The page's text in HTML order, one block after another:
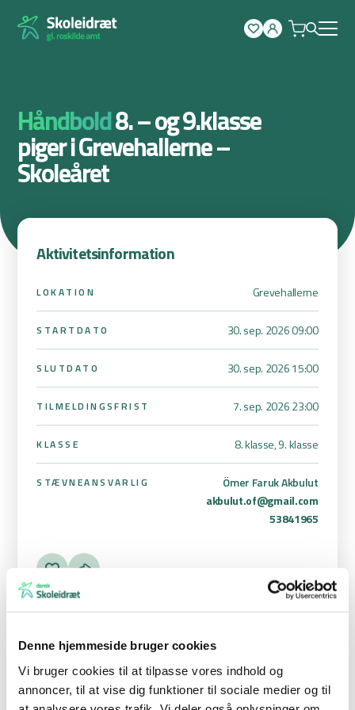
Denne hjemmeside bruger cookies
Vi bruger cookies til at tilpasse vores indhold og
annoncer, til at vise dig funktioner til sociale medier og til
Håndbold8. – og 9.klasse
piger i Grevehallerne –
Skoleåret
Aktivitetsinformation
LOKATION Grevehallerne
STARTDATO 30. sep. 2026 09:00
SLUTDATO 30. sep. 2026 15:00
TILMELDINGSFRIST 7. sep. 2026 23:00
KLASSE 8. klasse, 9. klasse
STÆVNEANSVARLIG
Ömer Faruk Akbulut
akbulut.of@gmail.com
53841965
Håndboldstævne for 8. – 9. klasse piger.
Der spilles i følgende to rækker: piger 8. og piger 9.